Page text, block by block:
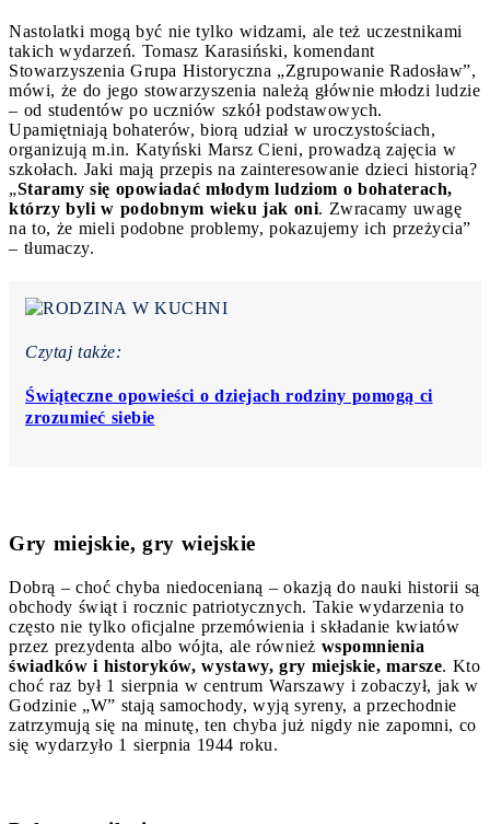
Nastolatki mogą być nie tylko widzami, ale też uczestnikami
takich wydarzeń. Tomasz Karasiński, komendant
Stowarzyszenia Grupa Historyczna „Zgrupowanie Radosław”,
mówi, że do jego stowarzyszenia należą głównie młodzi ludzie
– od studentów po uczniów szkół podstawowych.
Upamiętniają bohaterów, biorą udział w uroczystościach,
organizują m.in. Katyński Marsz Cieni, prowadzą zajęcia w
szkołach. Jaki mają przepis na zainteresowanie dzieci historią?
„Staramy się opowiadać młodym ludziom o bohaterach,
którzy byli w podobnym wieku jak oni. Zwracamy uwagę
na to, że mieli podobne problemy, pokazujemy ich przeżycia”
– tłumaczy.
Czytaj także:
Świąteczne opowieści o dziejach rodziny pomogą ci
zrozumieć siebie
Gry miejskie, gry wiejskie
Dobrą – choć chyba niedocenianą – okazją do nauki historii są
obchody świąt i rocznic patriotycznych. Takie wydarzenia to
często nie tylko oficjalne przemówienia i składanie kwiatów
przez prezydenta albo wójta, ale również wspomnienia
świadków i historyków, wystawy, gry miejskie, marsze. Kto
choć raz był 1 sierpnia w centrum Warszawy i zobaczył, jak w
Godzinie „W” stają samochody, wyją syreny, a przechodnie
zatrzymują się na minutę, ten chyba już nigdy nie zapomni, co
się wydarzyło 1 sierpnia 1944 roku.